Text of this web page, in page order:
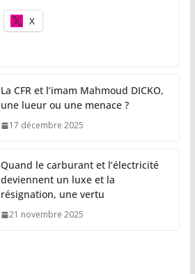
X
La CFR et l’imam Mahmoud DICKO,
une lueur ou une menace ?
17 décembre 2025
Quand le carburant et l’électricité
deviennent un luxe et la
résignation, une vertu
21 novembre 2025